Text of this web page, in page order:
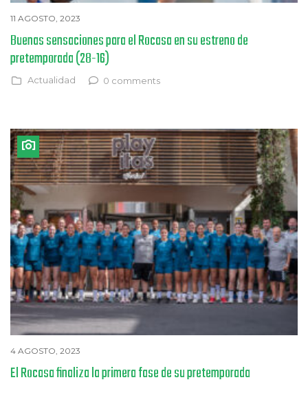
11 AGOSTO, 2023
Buenas sensaciones para el Rocasa en su estreno de
pretemporada (28-16)
Actualidad 0 comments
4 AGOSTO, 2023
El Rocasa finaliza la primera fase de su pretemporada